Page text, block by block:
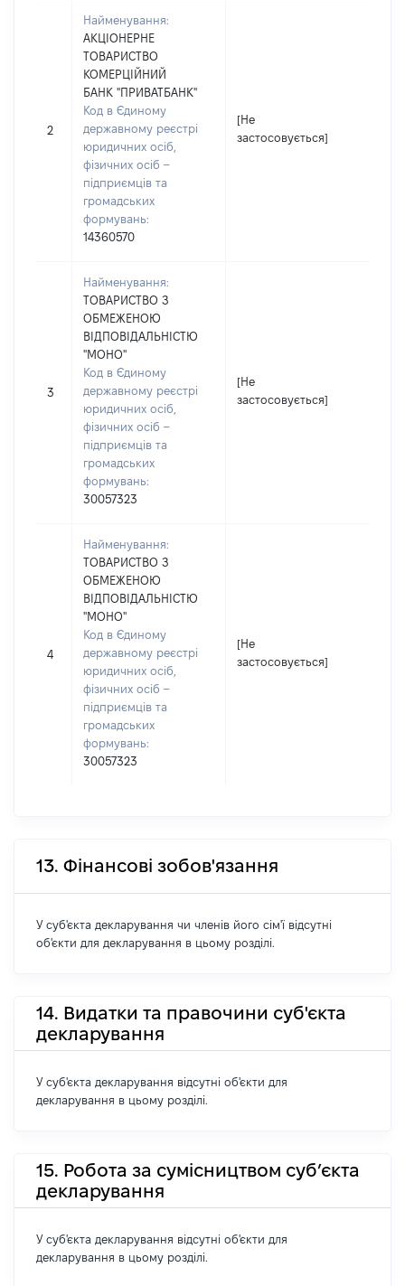
2
Найменування:
АКЦІОНЕРНЕ
ТОВАРИСТВО
КОМЕРЦІЙНИЙ
БАНК "ПРИВАТБАНК"
Код в Єдиному
державному реєстрі
юридичних осіб,
фізичних осіб –
підприємців та
громадських
формувань:
14360570
[Не
застосовується]
3
Найменування:
ТОВАРИСТВО З
ОБМЕЖЕНОЮ
ВІДПОВІДАЛЬНІСТЮ
"МОНО"
Код в Єдиному
державному реєстрі
юридичних осіб,
фізичних осіб –
підприємців та
громадських
формувань:
30057323
[Не
застосовується]
4
Найменування:
ТОВАРИСТВО З
ОБМЕЖЕНОЮ
ВІДПОВІДАЛЬНІСТЮ
"МОНО"
Код в Єдиному
державному реєстрі
юридичних осіб,
фізичних осіб –
підприємців та
громадських
формувань:
30057323
[Не
застосовується]
13. Фінансові зобов'язання
У суб'єкта декларування чи членів його сім'ї відсутні
об'єкти для декларування в цьому розділі.
14. Видатки та правочини суб'єкта
декларування
У суб'єкта декларування відсутні об'єкти для
декларування в цьому розділі.
15. Робота за сумісництвом суб’єкта
декларування
У суб'єкта декларування відсутні об'єкти для
декларування в цьому розділі.